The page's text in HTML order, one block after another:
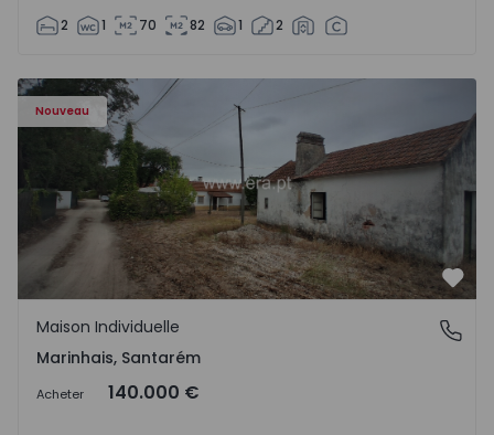
2 1 70 82 1 2
Nouveau
Appartement T3 Salvaterra de Magos, Marinhais -
Marinhais, Santarém
Maison Individuelle
Marinhais, Santarém
Acheter 140.000 €